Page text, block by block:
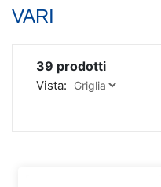
VARI
39 prodotti
Vista: